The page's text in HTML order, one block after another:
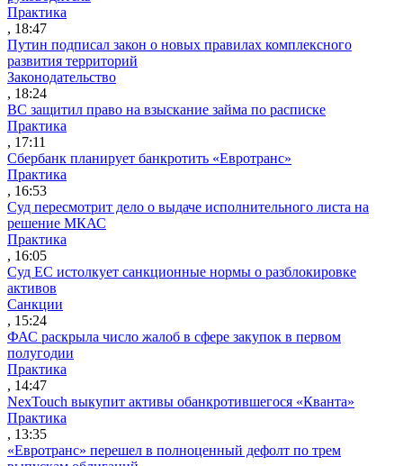
Практика
, 18:47
Путин подписал закон о новых правилах комплексного
развития территорий
Законодательство
, 18:24
ВС защитил право на взыскание займа по расписке
Практика
, 17:11
Сбербанк планирует банкротить «Евротранс»
Практика
, 16:53
Суд пересмотрит дело о выдаче исполнительного листа на
решение МКАС
Практика
, 16:05
Суд ЕС истолкует санкционные нормы о разблокировке
активов
Санкции
, 15:24
ФАС раскрыла число жалоб в сфере закупок в первом
полугодии
Практика
, 14:47
NexTouch выкупит активы обанкротившегося «Кванта»
Практика
, 13:35
«Евротранс» перешел в полноценный дефолт по трем